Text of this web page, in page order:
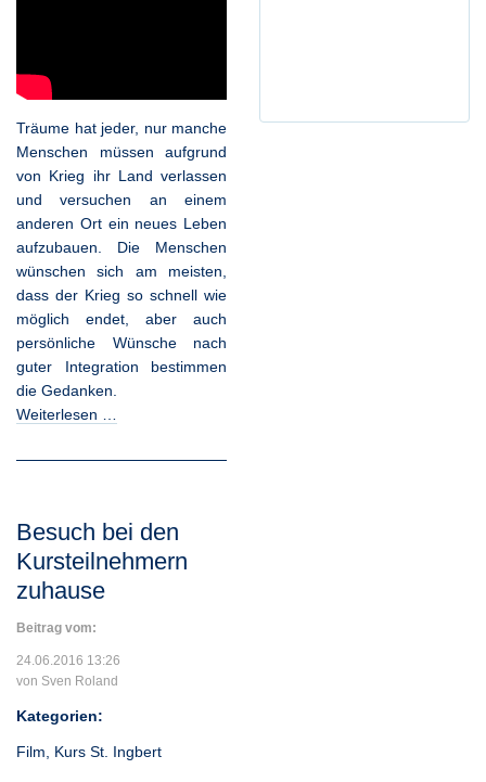
Träume hat jeder, nur manche
Menschen müssen aufgrund
von Krieg ihr Land verlassen
und versuchen an einem
anderen Ort ein neues Leben
aufzubauen. Die Menschen
wünschen sich am meisten,
dass der Krieg so schnell wie
möglich endet, aber auch
persönliche Wünsche nach
guter Integration bestimmen
die Gedanken.
Weiterlesen …
Besuch bei den
Kursteilnehmern
zuhause
Beitrag vom:
24.06.2016 13:26
von Sven Roland
Kategorien:
Film Kurs St. Ingbert